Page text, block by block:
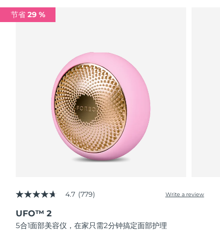
节省 29 %
4.7
of
5
stars,
4.7 (779) Write a review
UFO™ 2
5合1面部美容仪，在家只需2分钟搞定面部护理
菲律宾
预计送达日期
预计送达日期
预计送达日期
沙特阿拉伯 预计送达日期8/12/26
新加坡 预计送达日期